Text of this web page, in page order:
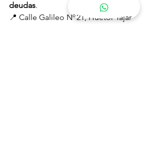
deudas.
📍 Calle Galileo Nº 21, Huétor Tájar